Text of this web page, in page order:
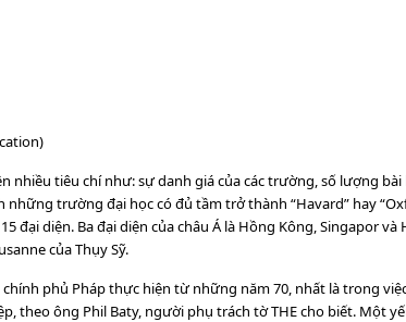
nhiều tiêu chí như: sự danh giá của các trường, số lượng
trường đại học có đủ tầm trở thành “Havard” hay
đại diện. Ba đại diện của châu Á là Hồng Kông, Singapor
của Thụy Sỹ.
chính phủ Pháp thực hiện từ những năm 70, nhất là trong
theo ông Phil Baty, người phụ trách tờ THE cho biết.